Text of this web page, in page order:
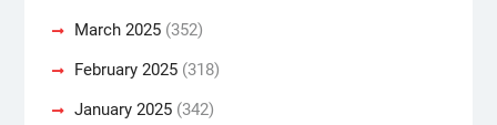
March 2025(352)
February 2025(318)
January 2025(342)